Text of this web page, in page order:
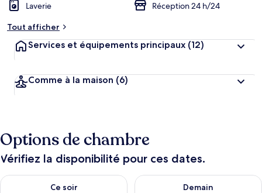
Laverie
Réception 24 h/24
Tout afficher
Services et équipements principaux (12)
Comme à la maison (6)
Options de chambre
Vérifiez la disponibilité pour ces dates.
Ce soir
Vérifier la disponibilité pour ce soir août 10 - août 11
Demain
Vérifier la disponibilité pour